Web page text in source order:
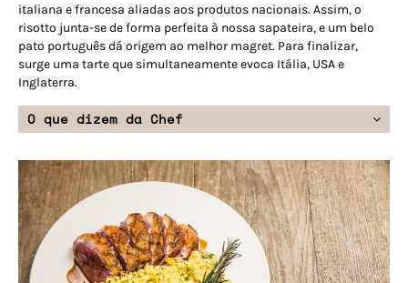
italiana e francesa aliadas aos produtos nacionais. Assim, o
risotto junta-se de forma perfeita à nossa sapateira, e um belo
pato português dá origem ao melhor magret. Para finalizar,
surge uma tarte que simultaneamente evoca Itália, USA e
Inglaterra.
O que dizem da Chef